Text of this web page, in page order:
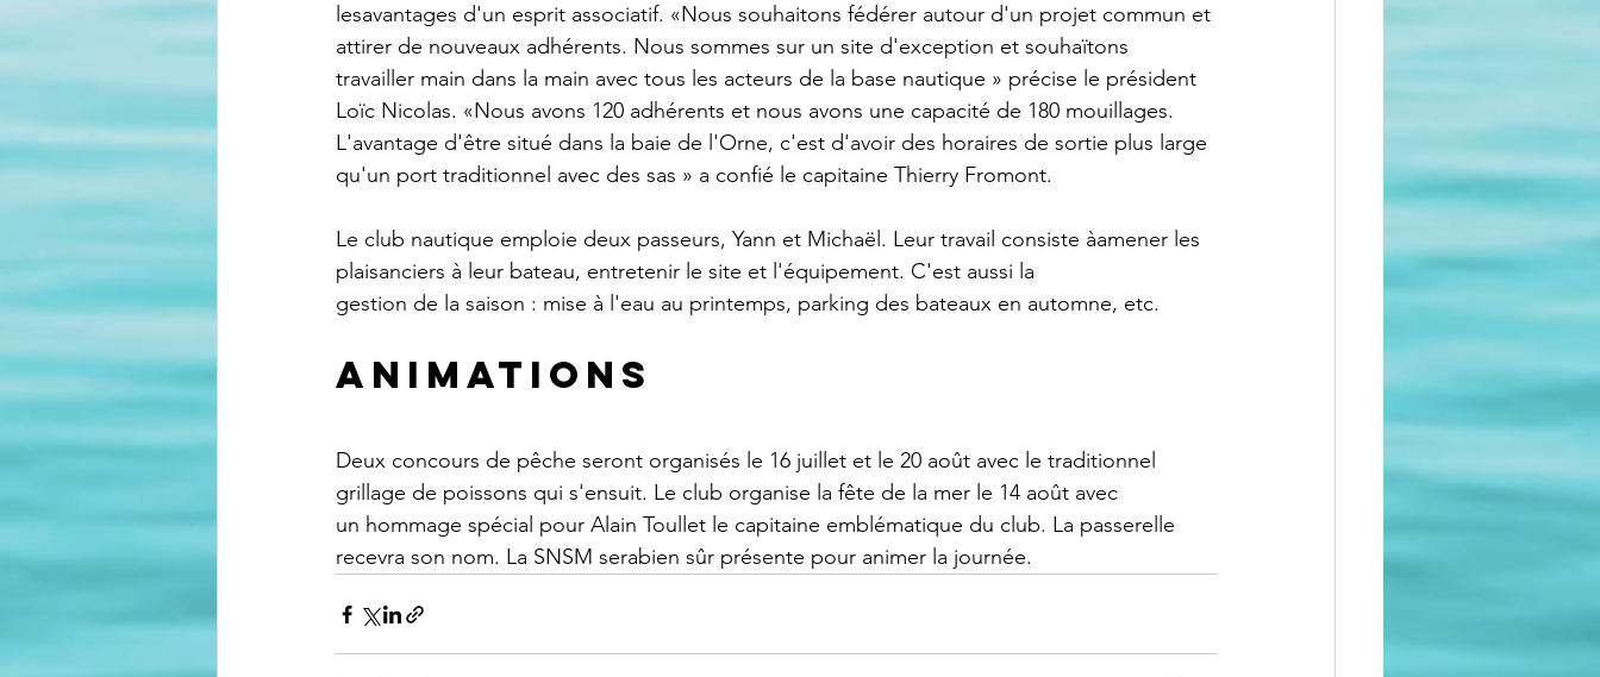
lesavantages d'un esprit associatif. «Nous souhaitons fédérer autour d'un projet commun et
attirer de nouveaux adhérents. Nous sommes sur un site d'exception et souhaïtons
travailler main dans la main avec tous les acteurs de la base nautique » précise le président
Loïc Nicolas. «Nous avons 120 adhérents et nous avons une capacité de 180 mouillages.
L'avantage d'être situé dans la baie de l'Orne, c'est d'avoir des horaires de sortie plus large
qu'un port traditionnel avec des sas » a confié le capitaine Thierry Fromont.
Le club nautique emploie deux passeurs, Yann et Michaël. Leur travail consiste àamener les
plaisanciers à leur bateau, entretenir le site et l'équipement. C'est aussi la
gestion de la saison : mise à l'eau au printemps, parking des bateaux en automne, etc.
Animations
Deux concours de pêche seront organisés le 16 juillet et le 20 août avec le traditionnel
grillage de poissons qui s'ensuit. Le club organise la fête de la mer le 14 août avec
un hommage spécial pour Alain Toullet le capitaine emblématique du club. La passerelle
recevra son nom. La SNSM serabien sûr présente pour animer la journée.